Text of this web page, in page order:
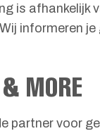
is afhankelijk
informeren
MORE
partner voor